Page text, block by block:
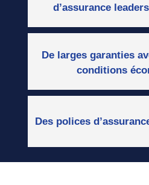
d’assurance
De larges garanties
conditions
Des polices